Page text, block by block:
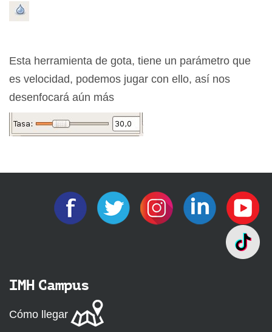
Esta herramienta de gota, tiene un parámetro que
es velocidad, podemos jugar con ello, así nos
desenfocará aún más
IMH Campus
Cómo llegar